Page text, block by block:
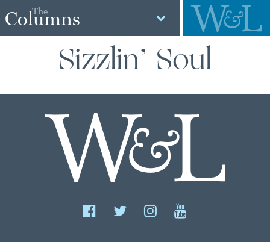
The
Columns
Sizzlin’ Soul